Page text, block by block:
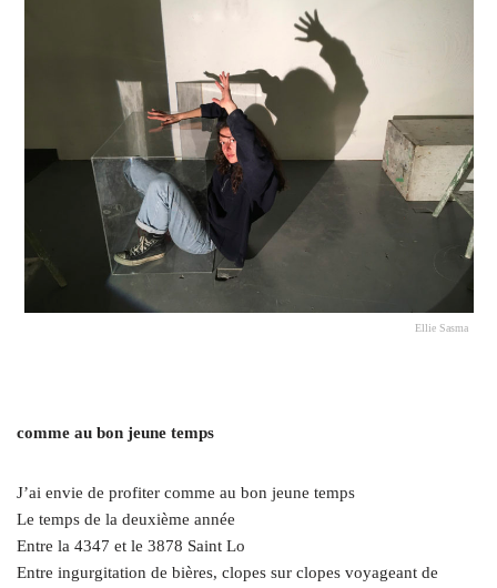
Ellie Sasma
comme au bon jeune temps
J’ai envie de profiter comme au bon jeune temps
Le temps de la deuxième année
Entre la 4347 et le 3878 Saint Lo
Entre ingurgitation de bières, clopes sur clopes voyageant de